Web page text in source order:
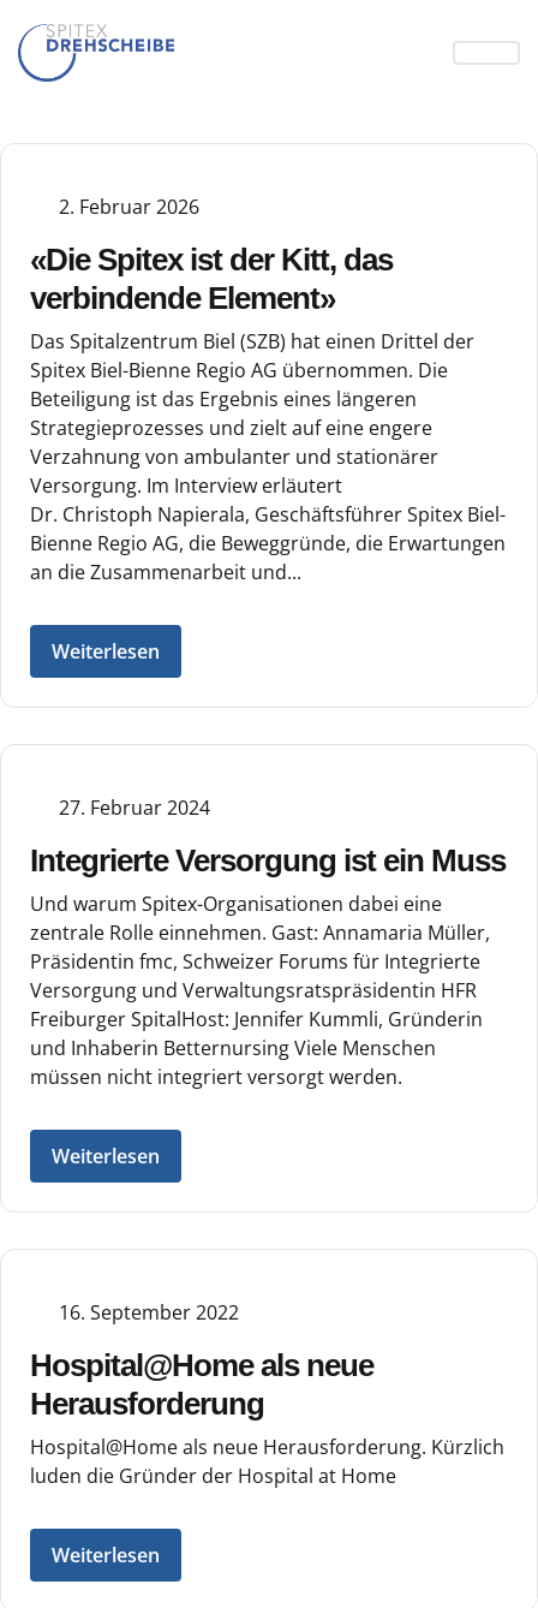
2. Februar 2026
«Die Spitex ist der Kitt, das
verbindende Element»
Das Spitalzentrum Biel (SZB) hat einen Drittel der
Spitex Biel-Bienne Regio AG übernommen. Die
Beteiligung ist das Ergebnis eines längeren
Strategieprozesses und zielt auf eine engere
Verzahnung von ambulanter und stationärer
Versorgung. Im Interview erläutert
Dr. Christoph Napierala, Geschäftsführer Spitex Biel-
Bienne Regio AG, die Beweggründe, die Erwartungen
an die Zusammenarbeit und...
Weiterlesen
27. Februar 2024
Integrierte Versorgung ist ein Muss
Und warum Spitex-Organisationen dabei eine
zentrale Rolle einnehmen. Gast: Annamaria Müller,
Präsidentin fmc, Schweizer Forums für Integrierte
Versorgung und Verwaltungsratspräsidentin HFR
Freiburger SpitalHost: Jennifer Kummli, Gründerin
und Inhaberin Betternursing Viele Menschen
müssen nicht integriert versorgt werden.
Weiterlesen
16. September 2022
Hospital@Home als neue
Herausforderung
Hospital@Home als neue Herausforderung. Kürzlich
luden die Gründer der Hospital at Home
Weiterlesen